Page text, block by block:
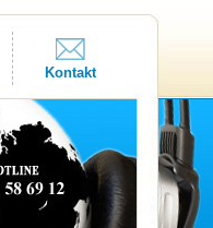
Kontakt